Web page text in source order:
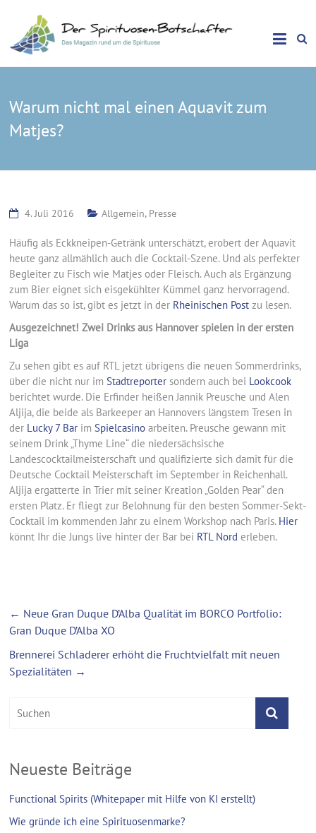
Spirituosen Botschafter
Warum nicht mal einen Aquavit zum
Matjes?
4. Juli 2016 Allgemein, Presse
Häufig als Eckkneipen-Getränk unterschätzt, erobert der Aquavit
heute ganz allmählich auch die Cocktail-Szene. Und als perfekter
Begleiter zu Fisch wie Matjes oder Fleisch. Auch als Ergänzung
zum Bier eignet sich eisgekühlter Kümmel ganz hervorragend.
Warum das so ist, gibt es jetzt in der Rheinischen Post zu lesen.
Ausgezeichnet! Zwei Drinks aus Hannover spielen in der ersten
Liga
Zu sehen gibt es auf RTL jetzt übrigens die neuen Sommerdrinks,
über die nicht nur imStadtreporter sondern auch bei Lookcook
berichtet wurde. Die Erfinder heißen Jannik Preusche und Alen
Aljija, die beide als Barkeeper an Hannovers längstem Tresen in
der Lucky 7 Bar imSpielcasino arbeiten. Preusche gewann mit
seinem Drink „Thyme Line“ die niedersächsische
Landescocktailmeisterschaft und qualifizierte sich damit für die
Deutsche Cocktail Meisterschaft im September in Reichenhall.
Aljija ergatterte in Trier mit seiner Kreation „Golden Pear“ den
ersten Platz. Er fliegt zur Belohnung für den besten Sommer-Sekt-
Cocktail im kommenden Jahr zu einem Workshop nach Paris. Hier
könnt Ihr die Jungs live hinter der Bar bei RTL Nord erleben.
← Neue Gran Duque D’Alba Qualität im BORCO Portfolio:
Gran Duque D’Alba XO
Brennerei Schladerer erhöht die Fruchtvielfalt mit neuen
Spezialitäten →
Neueste Beiträge
Functional Spirits (Whitepaper mit Hilfe von KI erstellt)
Wie gründe ich eine Spirituosenmarke?